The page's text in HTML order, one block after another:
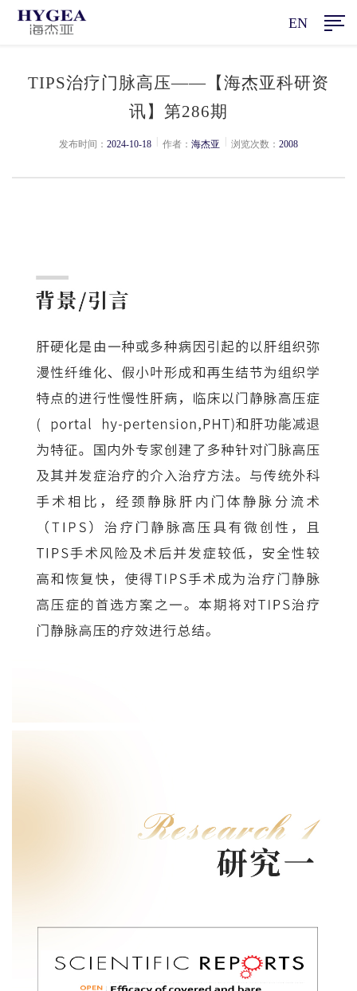
EN
TIPS治疗门脉高压——【海杰亚科研资
讯】第286期
发布时间： 2024-10-18 作者： 海杰亚 浏览次数： 2008